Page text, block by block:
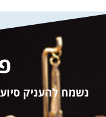
נשמח להעניק